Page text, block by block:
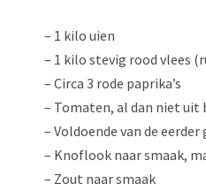
– 1 kilo uien
– 1 kilo stevig rood vlees
– Circa 3 rode paprika’s
– Tomaten, al dan niet uit
– Voldoende van de
– Knoflook naar smaak,
– Zout naar smaak